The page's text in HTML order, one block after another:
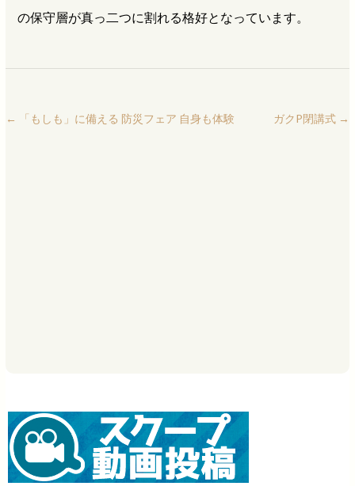
の保守層が真っ二つに割れる格好となっています。
← 「もしも」に備える 防災フェア 自身も体験 ガクP閉講式 →